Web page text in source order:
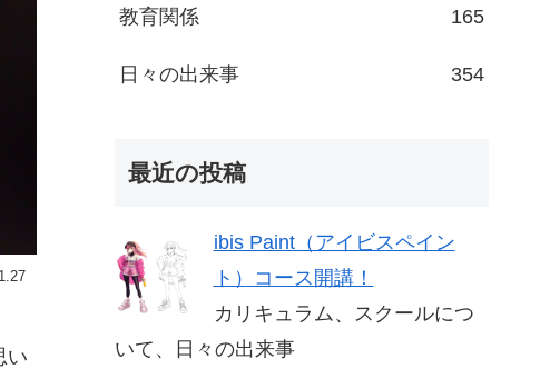
い
教育関係 165
日々の出来事 354
最近の投稿
ibis Paint（アイビスペイン
ト）コース開講！
カリキュラム、スクールにつ
いて、日々の出来事